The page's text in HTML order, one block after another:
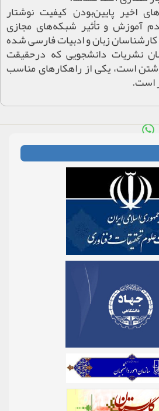
اخیر پایین‌بودن کیفیت نوشتار
آموزش و تأثیر شبکه‌های مجازی
زبان و ادبیات فارسی شده
نشریات دانشجویی که درحقیقت
است، یکی از راهکارهای مناسب
است.